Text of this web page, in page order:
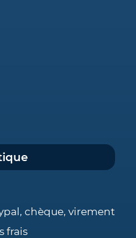
chèque, virement
frais